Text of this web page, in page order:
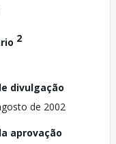
2
divulgação
de 2002
aprovação